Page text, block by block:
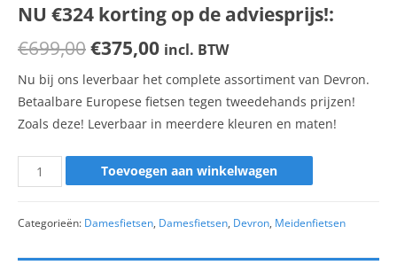
NU €324 korting op de adviesprijs!:
€699,00€375,00 incl. BTW
Nu bij ons leverbaar het complete assortiment van Devron.
Betaalbare Europese fietsen tegen tweedehands prijzen!
Zoals deze! Leverbaar in meerdere kleuren en maten!
Toevoegen aan winkelwagen
Categorieën: Damesfietsen, Damesfietsen, Devron, Meidenfietsen